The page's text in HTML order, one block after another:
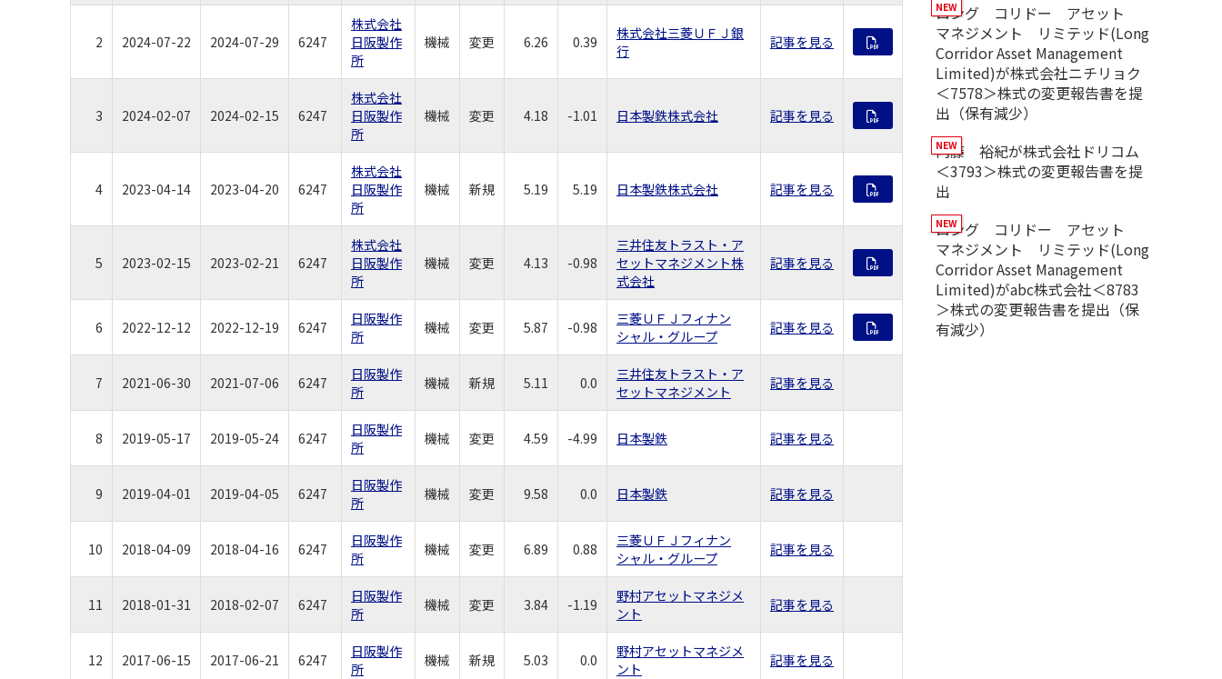
2 2024-07-22 2024-07-29 6247
株式会社
日阪製作
所
機械 変更 6.26 0.39
株式会社三菱ＵＦＪ銀
行
記事を見る
3 2024-02-07 2024-02-15 6247
株式会社
日阪製作
所
機械 変更 4.18 -1.01 日本製鉄株式会社 記事を見る
4 2023-04-14 2023-04-20 6247
株式会社
日阪製作
所
機械 新規 5.19 5.19 日本製鉄株式会社 記事を見る
5 2023-02-15 2023-02-21 6247
株式会社
日阪製作
所
機械 変更 4.13 -0.98
三井住友トラスト・ア
セットマネジメント株
式会社
記事を見る
6 2022-12-12 2022-12-19 6247
日阪製作
所
機械 変更 5.87 -0.98
三菱ＵＦＪフィナン
シャル・グループ
記事を見る
7 2021-06-30 2021-07-06 6247
日阪製作
所
機械 新規 5.11 0.0
三井住友トラスト・ア
セットマネジメント
記事を見る
8 2019-05-17 2019-05-24 6247
日阪製作
所
機械 変更 4.59 -4.99 日本製鉄 記事を見る
9 2019-04-01 2019-04-05 6247
日阪製作
所
機械 変更 9.58 0.0 日本製鉄 記事を見る
10 2018-04-09 2018-04-16 6247
日阪製作
所
機械 変更 6.89 0.88
三菱ＵＦＪフィナン
シャル・グループ
記事を見る
11 2018-01-31 2018-02-07 6247
日阪製作
所
機械 変更 3.84 -1.19
野村アセットマネジメ
ント
記事を見る
12 2017-06-15 2017-06-21 6247
日阪製作
所
機械 新規 5.03 0.0
野村アセットマネジメ
ント
記事を見る
ロング コリドー アセット
マネジメント リミテッド(Long
Corridor Asset Management
Limited)が株式会社ニチリョク
＜7578＞株式の変更報告書を提
出（保有減少）
内藤 裕紀が株式会社ドリコム
＜3793＞株式の変更報告書を提
出
ロング コリドー アセット
マネジメント リミテッド(Long
Corridor Asset Management
Limited)がabc株式会社＜8783
＞株式の変更報告書を提出（保
有減少）